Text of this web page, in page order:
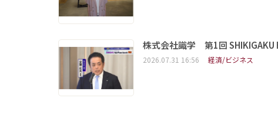
株式会社識学 第1回
2026.07.31 16:56 経済/ビジネス